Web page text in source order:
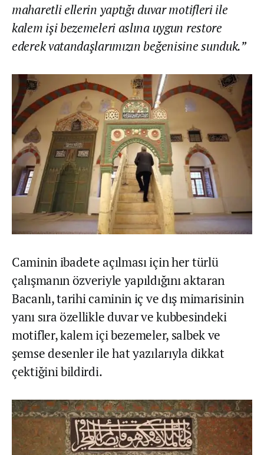
maharetli ellerin yaptığı duvar motifleri ile
kalem işi bezemeleri aslına uygun restore
ederek vatandaşlarımızın beğenisine sunduk.”
Caminin ibadete açılması için her türlü
çalışmanın özveriyle yapıldığını aktaran
Bacanlı, tarihi caminin iç ve dış mimarisinin
yanı sıra özellikle duvar ve kubbesindeki
motifler, kalem içi bezemeler, salbek ve
şemse desenler ile hat yazılarıyla dikkat
çektiğini bildirdi.